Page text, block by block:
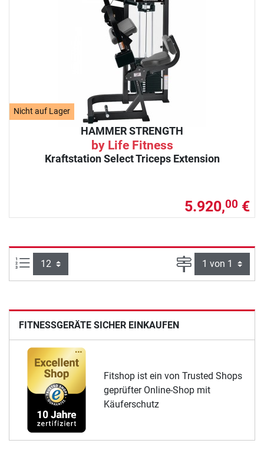
Nicht auf Lager
HAMMER STRENGTH
by Life Fitness
Kraftstation Select Triceps Extension
5.920,00 €
Artikel pro Seite: Seite
FITNESSGERÄTE SICHER EINKAUFEN
Fitshop ist ein von Trusted Shops
geprüfter Online-Shop mit
Käuferschutz